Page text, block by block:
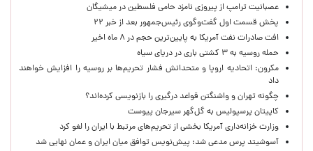
عصبانیت ترامپ از پیروزی نامزد حامی فلسطین در میشیگان
پخش قسمت اول گفت‌وگوی رئیس‌جمهور بعد از خبر ۲۲
افت صادرات نفت آمریکا به پایین‌ترین حجم در ۸ ماه اخیر
حمله روسیه به ۳ کشتی باری در دریای سیاه
مکرون: اتحادیه اروپا و متحدانش فشار تحریم‌ها بر روسیه را افزایش خواهند
داد
چگونه تهران و واشنگتن قواعد درگیری را بازنویسی کرده‌اند؟
کاپیتان پرسپولیس به گل‌گهر سیرجان پیوست
وزارت خزانه‌داری آمریکا بخشی از تحریم‌های مرتبط با ایران را لغو کرد
آسوشیتد پرس مدعی شد: پیش‌نویس توافق میان ایران و عمان نهایی شد